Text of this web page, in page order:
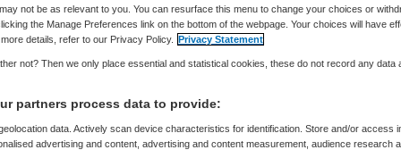
overgewicht bij jonge Amerikanen kan de
not be as relevant to you. You can resurface this menu to change your choices or
the Manage Preferences link on the bottom of the webpage. Your choices will have
details, refer to our Privacy Policy. Privacy Statement
not? Then we only place essential and statistical cookies, these do not record any data
partners process data to provide:
data. Actively scan device characteristics for identification. Store and/or access
advertising and content, advertising and content measurement, audience research